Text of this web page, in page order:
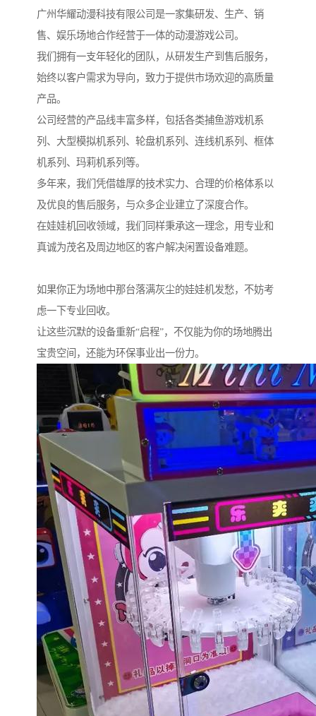
广州华耀动漫科技有限公司是一家集研发、生产、销
售、娱乐场地合作经营于一体的动漫游戏公司。
我们拥有一支年轻化的团队，从研发生产到售后服务，
始终以客户需求为导向，致力于提供市场欢迎的高质量
产品。
公司经营的产品线丰富多样，包括各类捕鱼游戏机系
列、大型模拟机系列、轮盘机系列、连线机系列、框体
机系列、玛莉机系列等。
多年来，我们凭借雄厚的技术实力、合理的价格体系以
及优良的售后服务，与众多企业建立了深度合作。
在娃娃机回收领域，我们同样秉承这一理念，用专业和
真诚为茂名及周边地区的客户解决闲置设备难题。
如果你正为场地中那台落满灰尘的娃娃机发愁，不妨考
虑一下专业回收。
让这些沉默的设备重新“启程”，不仅能为你的场地腾出
宝贵空间，还能为环保事业出一份力。